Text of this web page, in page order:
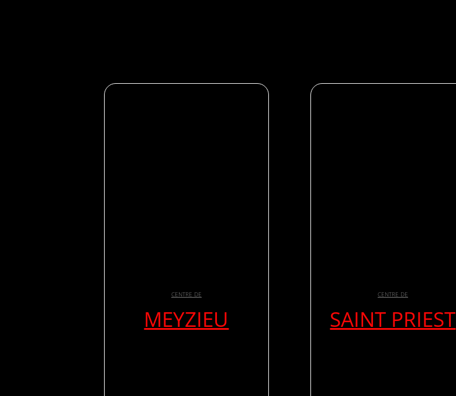
CENTRE DE
MEYZIEU
CENTRE DE
SAINT PRIEST